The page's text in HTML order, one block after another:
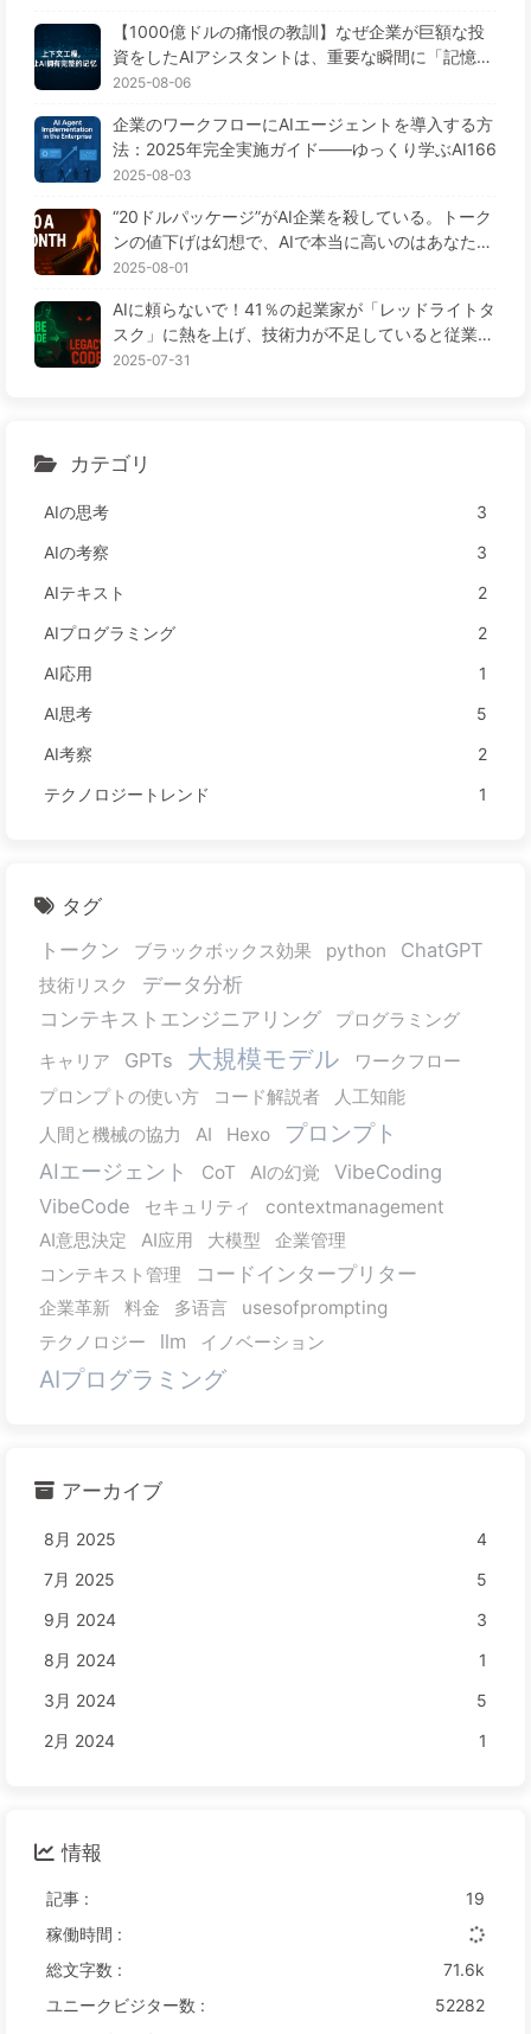
AI170
【1000億ドルの痛恨の教訓】なぜ企業が巨額な投
資をしたAIアシスタントは、重要な瞬間に「記憶喪
失」に陥り、競合他社は90%の性能向上を実現する
2025-08-06
企業のワークフローにAIエージェントを導入する方
法：2025年完全実施ガイド——ゆっくり学ぶAI166
2025-08-03
“20ドルパッケージ”がAI企業を殺している。トーク
ンの値下げは幻想で、AIで本当に高いのはあなたの
貪欲さ——ゆっくり学ぶAI164
2025-08-01
AIに頼らないで！41％の起業家が「レッドライトタ
スク」に熱を上げ、技術力が不足していると従業員
がさらに苦しむ— ゆっくり学ぶAI163
2025-07-31
カテゴリ
AIの思考
3
AIの考察
3
AIテキスト
2
AIプログラミング
2
AI応用
1
AI思考
5
AI考察
2
テクノロジートレンド
1
タグ
トークン
ブラックボックス効果 python ChatGPT
技術リスク
データ分析
コンテキストエンジニアリング
プログラミング
キャリア
GPTs 大規模モデル
ワークフロー
プロンプトの使い方
コード解説者
人工知能
人間と機械の協力
AI Hexo プロンプト
AIエージェント CoT AIの幻覚
VibeCoding
VibeCode
セキュリティ
contextmanagement
AI意思決定
AI应用 大模型
企業管理
コンテキスト管理
コードインタープリター
企業革新 料金 多语言
usesofprompting
テクノロジー
llm イノベーション
AIプログラミング
アーカイブ
8月 2025
4
7月 2025
5
9月 2024
3
8月 2024
1
3月 2024
5
2月 2024
1
情報
記事 :
19
稼働時間 :
総文字数 :
71.6k
ユニークビジター数 :
52282